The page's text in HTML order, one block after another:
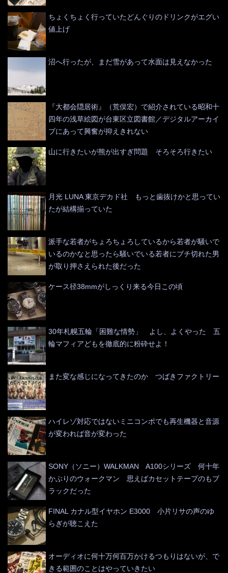
ちょくちょく行っていたどんぐりのドリンクがエグい
値上げ
沼へ行ったが、まだ雪があって水面は見えなかった
『大都会隠居術』（荒俣宏）で紹介されている昭和十
四年の浅草絵図が台東区立図書館／デジタルアーカイ
ブにあって興奮が抑えきれない
山に行きたいが熊が出すぎ問題 そろそろ行きたい
月光 LUNA 東京デカド社 もっと歯抜けかと思ってい
たが結構揃っていた
派手な若者がちょろちょろしているから若者が騒いで
いるのかなと思ったら騒いでいる若者にブチ切れた男
が取り押さえられた後だった
ケース径38mmがしっくり来る今日この頃
30年札幌五輪「困難な情勢」 よし、よくやった 五
輪マフィアどもを徹底的に粉砕せよ！
また変な感じになってきたのか つばきファクトリー
ハイレゾ対応ではないミニコンポでも再生機器と音源
が変われば音が変わった
SONY（ソニー）WALKMAN A100シリーズ 何十年
かぶりのウォークマン 思えばカセットテープのもブ
ラックだった
FINAL カナル型イヤホン E3000 小片リサの声のゆ
らぎが聴こえた
オーディオに何十万何百万かけるつもりはないが、で
きる範囲のことはやっていきたい